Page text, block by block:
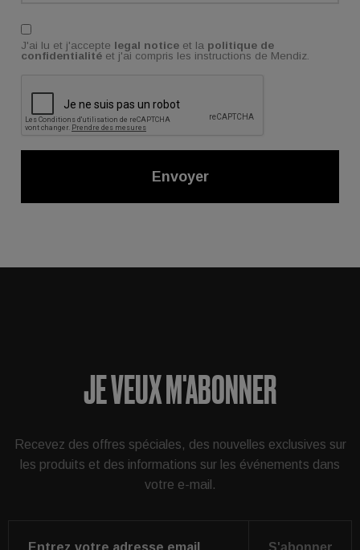
Acepto
J'ai lu et j'accepte legal notice et la politique de
confidentialité et j'ai compris les instructions de Mendiz.
Envoyer
JE VEUX M'ABONNER
Recevez des offres spéciales, des nouvelles exclusives sur
les produits et des informations sur les événements dans
votre e-mail.
S'abonner